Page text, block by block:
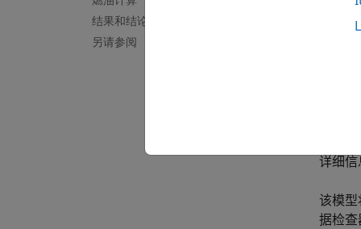
结果和结论
另请参阅
详细
该模
据检